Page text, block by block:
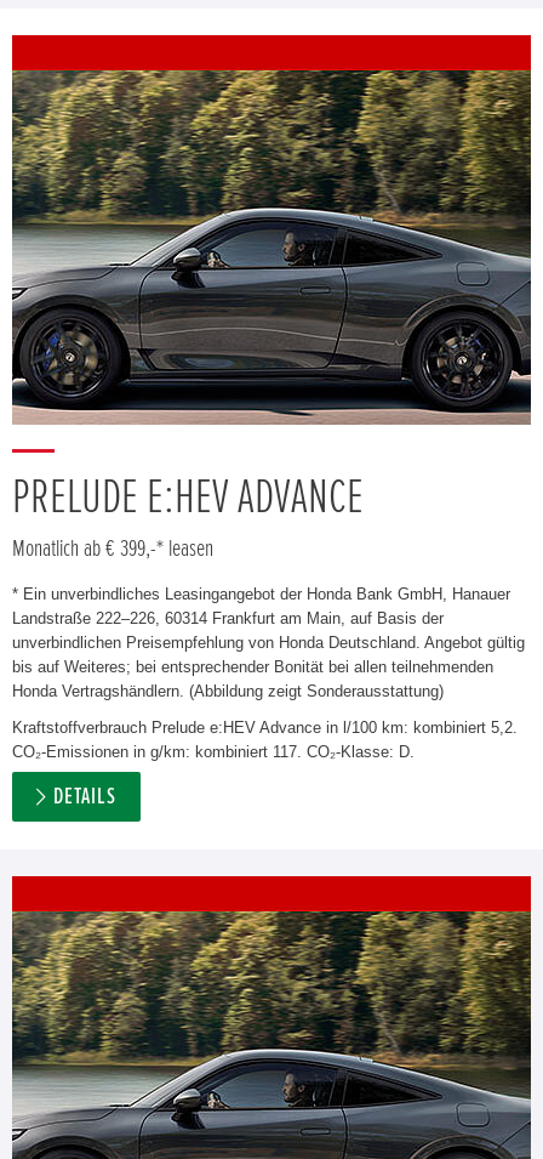
PRELUDE E:HEV ADVANCE
Monatlich ab € 399,-* leasen
* Ein unverbindliches Leasingangebot der Honda Bank GmbH, Hanauer
Landstraße 222–226, 60314 Frankfurt am Main, auf Basis der
unverbindlichen Preisempfehlung von Honda Deutschland. Angebot gültig
bis auf Weiteres; bei entsprechender Bonität bei allen teilnehmenden
Honda Vertragshändlern. (Abbildung zeigt Sonderausstattung)
Kraftstoffverbrauch Prelude e:HEV Advance in l/100 km: kombiniert 5,2.
CO₂-Emissionen in g/km: kombiniert 117. CO₂-Klasse: D.
DETAILS